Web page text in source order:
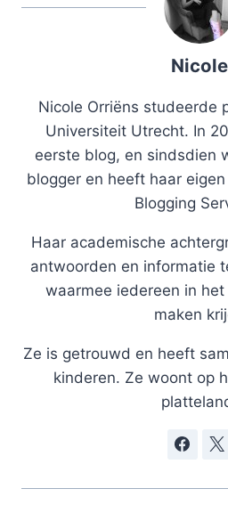
Nicole
Nicole Orriëns studeerde
Universiteit Utrecht. In
eerste blog, en sindsdien
blogger en heeft haar
Blogging
Haar academische
antwoorden en informatie
waarmee iedereen in
maken
Ze is getrouwd en heeft
kinderen. Ze woont op